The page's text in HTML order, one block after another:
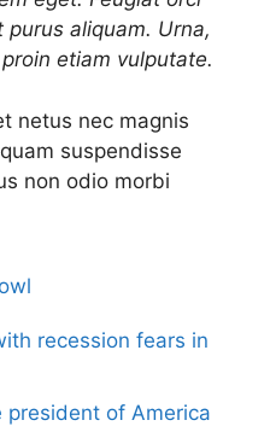
aliquam. Urna,
etiam vulputate.
netus nec magnis
suspendisse
non odio morbi
recession fears in
president of America